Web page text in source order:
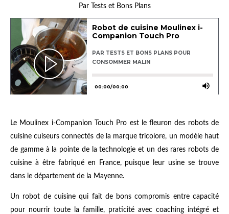
Par Tests et Bons Plans
Le Moulinex i-Companion Touch Pro est le fleuron des robots de
cuisine cuiseurs connectés de la marque tricolore, un modèle haut
de gamme à la pointe de la technologie et un des rares robots de
cuisine à être fabriqué en France, puisque leur usine se trouve
dans le département de la Mayenne.
Un robot de cuisine qui fait de bons compromis entre capacité
pour nourrir toute la famille, praticité avec coaching intégré et